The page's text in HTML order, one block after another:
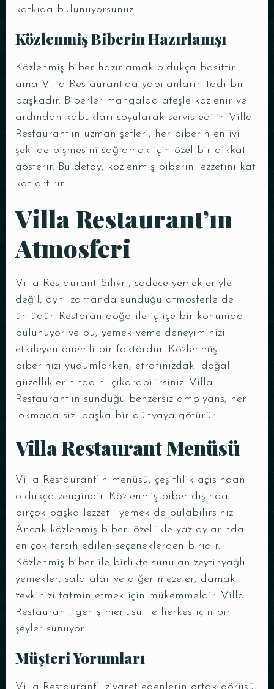
katkıda bulunuyorsunuz.
Közlenmiş Biberin Hazırlanışı
Közlenmiş biber hazırlamak oldukça basittir
ama Villa Restaurant’da yapılanların tadı bir
başkadır. Biberler mangalda ateşle közlenir ve
ardından kabukları soyularak servis edilir. Villa
Restaurant’ın uzman şefleri, her biberin en iyi
şekilde pişmesini sağlamak için özel bir dikkat
gösterir. Bu detay, közlenmiş biberin lezzetini kat
kat artırır.
Villa Restaurant’ın
Atmosferi
Villa Restaurant Silivri, sadece yemekleriyle
değil, aynı zamanda sunduğu atmosferle de
ünlüdür. Restoran doğa ile iç içe bir konumda
bulunuyor ve bu, yemek yeme deneyiminizi
etkileyen önemli bir faktördür. Közlenmiş
biberinizi yudumlarken, etrafınızdaki doğal
güzelliklerin tadını çıkarabilirsiniz. Villa
Restaurant’ın sunduğu benzersiz ambiyans, her
lokmada sizi başka bir dünyaya götürür.
Villa Restaurant Menüsü
Villa Restaurant’ın menüsü, çeşitlilik açısından
oldukça zengindir. Közlenmiş biber dışında,
birçok başka lezzetli yemek de bulabilirsiniz.
Ancak közlenmiş biber, özellikle yaz aylarında
en çok tercih edilen seçeneklerden biridir.
Közlenmiş biber ile birlikte sunulan zeytinyağlı
yemekler, salatalar ve diğer mezeler, damak
zevkinizi tatmin etmek için mükemmeldir. Villa
Restaurant, geniş menüsü ile herkes için bir
şeyler sunuyor.
Müşteri Yorumları